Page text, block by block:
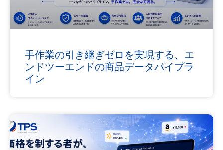
手作業の引き継ぎゼロを実現する、エ
ンドツーエンドの商品データパイプラ
イン